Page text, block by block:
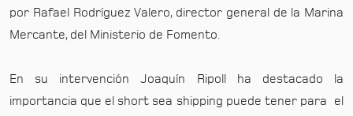
por Rafael Rodríguez Valero, director general de la Marina
Mercante, del Ministerio de Fomento.
En su intervención Joaquín Ripoll ha destacado la
importancia que el short sea shipping puede tener para el